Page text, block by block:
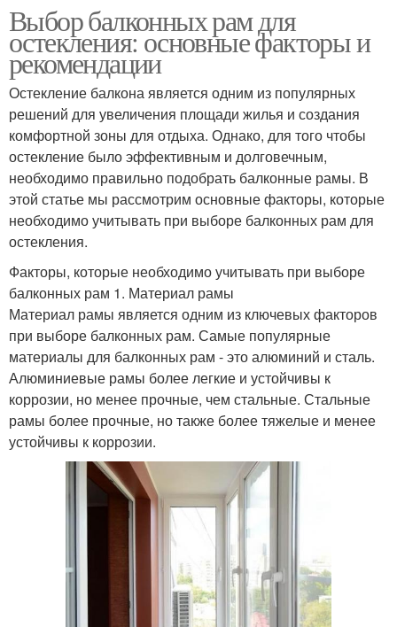
Выбор балконных рам для
остекления: основные факторы и
рекомендации
Остекление балкона является одним из популярных
решений для увеличения площади жилья и создания
комфортной зоны для отдыха. Однако, для того чтобы
остекление было эффективным и долговечным,
необходимо правильно подобрать балконные рамы. В
этой статье мы рассмотрим основные факторы, которые
необходимо учитывать при выборе балконных рам для
остекления.
Факторы, которые необходимо учитывать при выборе
балконных рам 1. Материал рамы
Материал рамы является одним из ключевых факторов
при выборе балконных рам. Самые популярные
материалы для балконных рам - это алюминий и сталь.
Алюминиевые рамы более легкие и устойчивы к
коррозии, но менее прочные, чем стальные. Стальные
рамы более прочные, но также более тяжелые и менее
устойчивы к коррозии.